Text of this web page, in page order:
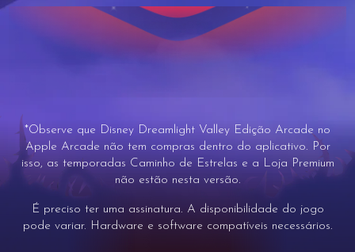
*Observe que Disney Dreamlight Valley Edição Arcade no
Apple Arcade não tem compras dentro do aplicativo. Por
isso, as temporadas Caminho de Estrelas e a Loja Premium
não estão nesta versão.
É preciso ter uma assinatura. A disponibilidade do jogo
pode variar. Hardware e software compatíveis necessários.